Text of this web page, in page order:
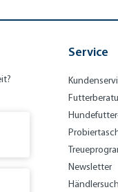
Service
Newsletter